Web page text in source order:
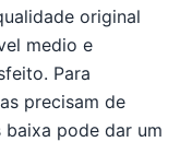
original
medio e
Para
precisam de
baixa pode dar um